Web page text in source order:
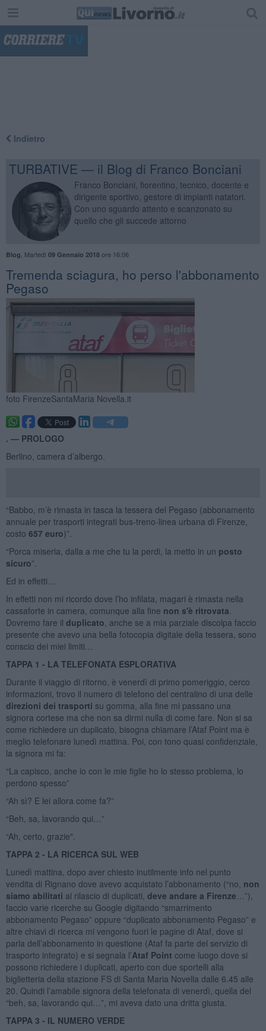
Indietro
TURBATIVE — il Blog di Franco Bonciani
Franco Bonciani, fiorentino, tecnico, docente e
dirigente sportivo, gestore di impianti natatori.
Con uno sguardo attento e scanzonato su
quello che gli succede attorno
Blog Martedì 09 Gennaio 2018ore 16:06
Tremenda sciagura, ho perso l'abbonamento
Pegaso
foto FirenzeSantaMaria Novella.it
. — PROLOGO
Berlino, camera d’albergo.
“Babbo, m’è rimasta in tasca la tessera del Pegaso (abbonamento
annuale per trasporti integrati bus-treno-linea urbana di Firenze,
costo 657 euro)”.
“Porca miseria, dalla a me che tu la perdi, la metto in un posto
sicuro”.
Ed in effetti…
In effetti non mi ricordo dove l’ho infilata, magari è rimasta nella
cassaforte in camera, comunque alla fine non s'è ritrovata
Dovremo fare il duplicato , anche se a mia parziale discolpa faccio
presente che avevo una bella fotocopia digitale della tessera, sono
conscio dei miei limiti…
TAPPA 1 - LA TELEFONATA ESPLORATIVA
Durante il viaggio di ritorno, è venerdì di primo pomeriggio, cerco
informazioni, trovo il numero di telefono del centralino di una delle
direzioni dei trasporti su gomma, alla fine mi passano una
signora cortese ma che non sa dirmi nulla di come fare. Non si sa
come richiedere un duplicato, bisogna chiamare l’Ataf Point ma è
meglio telefonare lunedì mattina. Poi, con tono quasi confidenziale,
la signora mi fa:
“La capisco, anche io con le mie figlie ho lo stesso problema, lo
perdono spesso”
“Ah sì? E lei allora come fa?”
“Beh, sa, lavorando qui…”
“Ah, certo, grazie".
TAPPA 2 - LA RICERCA SUL WEB
Lunedì mattina, dopo aver chiesto inutilmente info nel punto
vendita di Rignano dove avevo acquistato l’abbonamento (“no, non
siamo abilitati al rilascio di duplicati, deve andare a Firenze …”),
faccio varie ricerche su Google digitando “smarrimento
abbonamento Pegaso” oppure “duplicato abbonamento Pegaso” e
altre chiavi di ricerca mi vengono fuori le pagine di Ataf, dove si
parla dell’abbonamento in questione (Ataf fa parte del servizio di
trasporto integrato) e si segnala l’Ataf Point come luogo dove si
possono richiedere i duplicati, aperto con due sportelli alla
biglietteria della stazione FS di Santa Maria Novella dalle 6.45 alle
20. Quindi l’amabile signora della telefonata di venerdì, quella del
“beh, sa, lavorando qui…”, mi aveva dato una dritta giusta.
TAPPA 3 - IL NUMERO VERDE